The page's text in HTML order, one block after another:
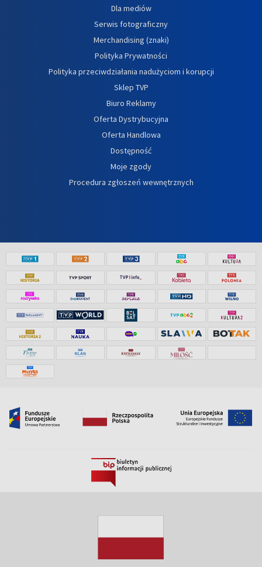
Dla mediów
Serwis fotograficzny
Merchandising (znaki)
Polityka Prywatności
Polityka przeciwdziałania nadużyciom i korupcji
Sklep TVP
Biuro Reklamy
Oferta Dystrybucyjna
Oferta Handlowa
Dostępność
Moje zgody
Procedura zgłoszeń wewnętrznych